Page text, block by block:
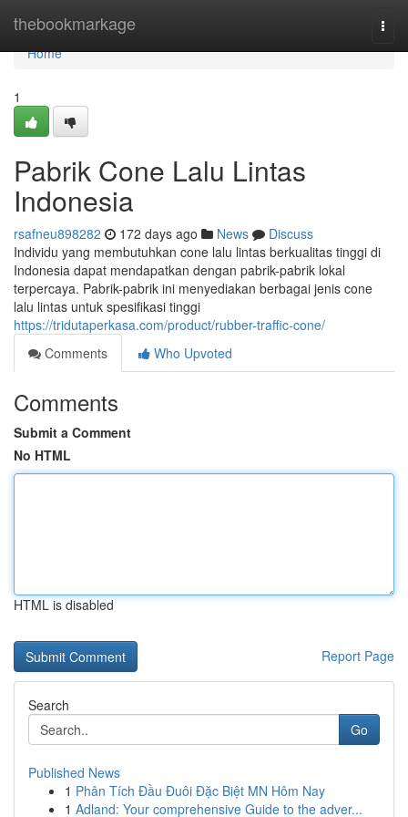
thebookmarkage
Home
Home
1
Pabrik Cone Lalu Lintas
Indonesia
rsafneu898282 172 days ago News
Discuss
Individu yang membutuhkan cone lalu lintas berkualitas tinggi di
Indonesia dapat mendapatkan dengan pabrik-pabrik lokal
terpercaya. Pabrik-pabrik ini menyediakan berbagai jenis cone
lalu lintas untuk spesifikasi tinggi
https://tridutaperkasa.com/product/rubber-traffic-cone/
Comments
Who Upvoted
Comments
Submit a Comment
No HTML
HTML is disabled
Report Page
Search
Go
Published News
1 Phân Tích Đầu Đuôi Đặc Biệt MN Hôm Nay
1 Adland: Your comprehensive Guide to the adver...